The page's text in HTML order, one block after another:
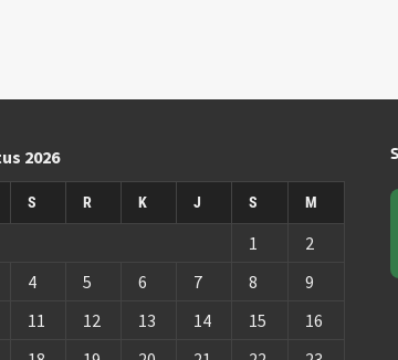
2026
S R K J S M
1
2
4 5 6 7 8
9
11 12 13 14 15
16